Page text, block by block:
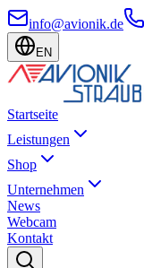
info@avionik.de
EN
Startseite
Leistungen
Shop
Unternehmen
News
Webcam
Kontakt